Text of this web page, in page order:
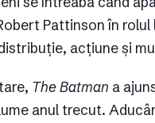
Pattinson în
acțiune și
The Batman a
anul trecut.